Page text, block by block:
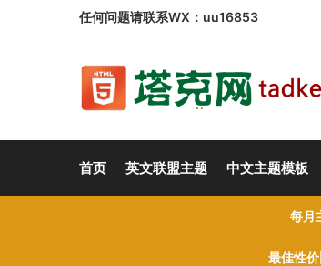
任何问题请联系WX：uu16853
首页 英文联盟主题 中文主题模板
每月
最佳性